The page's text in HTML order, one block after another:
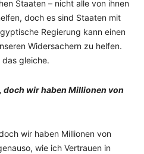
Staaten – nicht alle von ihnen
doch es sind Staaten mit
Regierung kann einen
Widersachern zu helfen.
das gleiche.
doch wir haben Millionen von
wir haben Millionen von
wie ich Vertrauen in